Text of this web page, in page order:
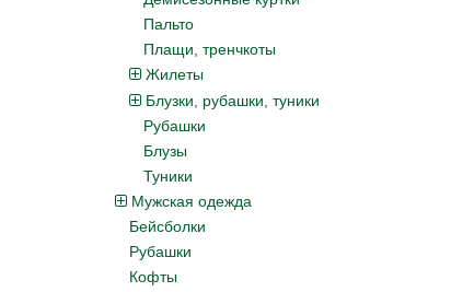
Пальто
Плащи, тренчкоты
Жилеты
Блузки, рубашки, туники
Рубашки
Блузы
Туники
Мужская одежда
Бейсболки
Рубашки
Кофты